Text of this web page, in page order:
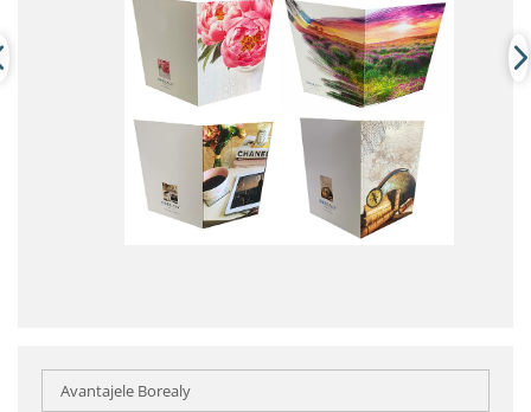
Avantajele Borealy